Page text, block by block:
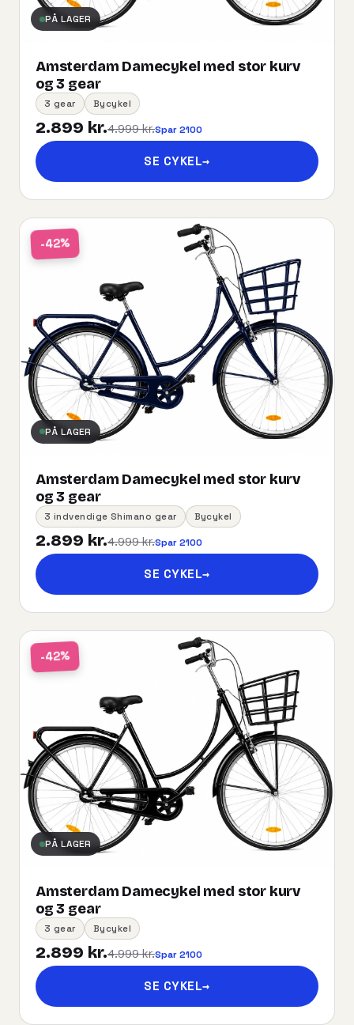
PÅ LAGER
Amsterdam Damecykel med stor kurv
og 3 gear
3 gear Bycykel
2.899 kr.4.999 kr.Spar 2100
SE CYKEL→
-42%
PÅ LAGER
Amsterdam Damecykel med stor kurv
og 3 gear
3 indvendige Shimano gear Bycykel
2.899 kr.4.999 kr.Spar 2100
SE CYKEL→
-42%
PÅ LAGER
Amsterdam Damecykel med stor kurv
og 3 gear
3 gear Bycykel
2.899 kr.4.999 kr.Spar 2100
SE CYKEL→